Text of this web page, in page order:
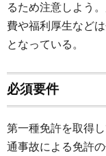
るため注意しよう
費や福利厚生など
となっている。
必須要件
第一種免許を取得
通事故による免許